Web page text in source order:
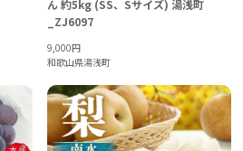
ん 約5kg (SS、Sサイズ) 湯浅町
_ZJ6097
9,000円
和歌山県湯浅町